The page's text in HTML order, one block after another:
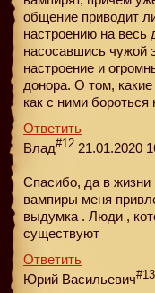
общение приводит
настроению на весь
насосавшись чужой
настроение и
донора. О том,
как с ними
Ответить
Влад#12 21.01.2020
Спасибо, да в жизни
вампиры меня
выдумка . Люди ,
существуют
Ответить
Юрий Васильевич#13